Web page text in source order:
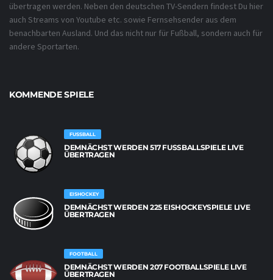
übertragen werden. Neben den deutschen TV-Sendern findest Du hier
auch Streams von Youtube etc. sowie Fernsehsender aus dem
benachbarten Ausland. Und das nicht nur für Fußball, sondern auch für
andere Sportarten.
KOMMENDE SPIELE
FUSSBALL
DEMNÄCHST WERDEN 517 FUSSBALLSPIELE LIVE Ü
BERTRAGEN
EISHOCKEY
DEMNÄCHST WERDEN 225 EISHOCKEYSPIELE LIVE
ÜBERTRAGEN
FOOTBALL
DEMNÄCHST WERDEN 207 FOOTBALLSPIELE LIVE
ÜBERTRAGEN